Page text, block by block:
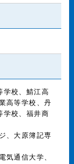
学校、鯖江高
高等学校、丹
学校、福井商
、大原簿記専
気通信大学、